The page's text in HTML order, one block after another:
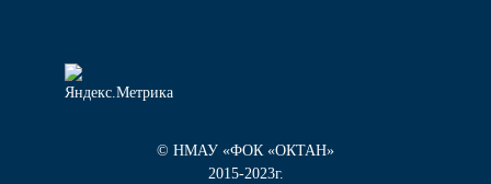
© НМАУ «ФОК «ОКТАН»
2015-2023г.